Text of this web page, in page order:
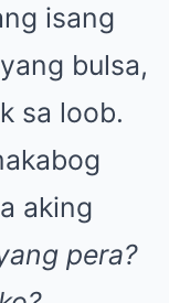
isang
bulsa,
sa loob.
aking
pera?